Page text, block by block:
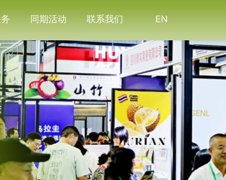
同期活动 联系我们 EN